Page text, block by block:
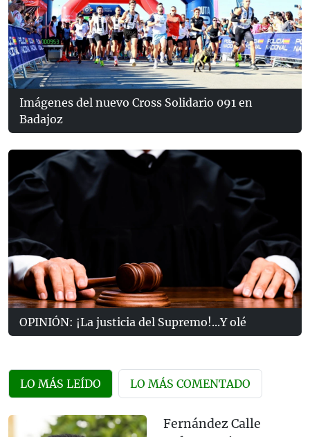
Imágenes del nuevo Cross Solidario 091 en
Badajoz
OPINIÓN: ¡La justicia del Supremo!...Y olé
LO MÁS LEÍDO LO MÁS COMENTADO
Fernández Calle